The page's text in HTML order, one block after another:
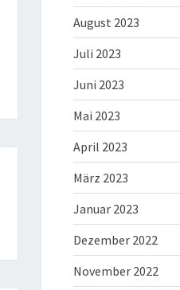
August 2023
Juli 2023
Juni 2023
Mai 2023
April 2023
März 2023
Januar 2023
Dezember 2022
November 2022